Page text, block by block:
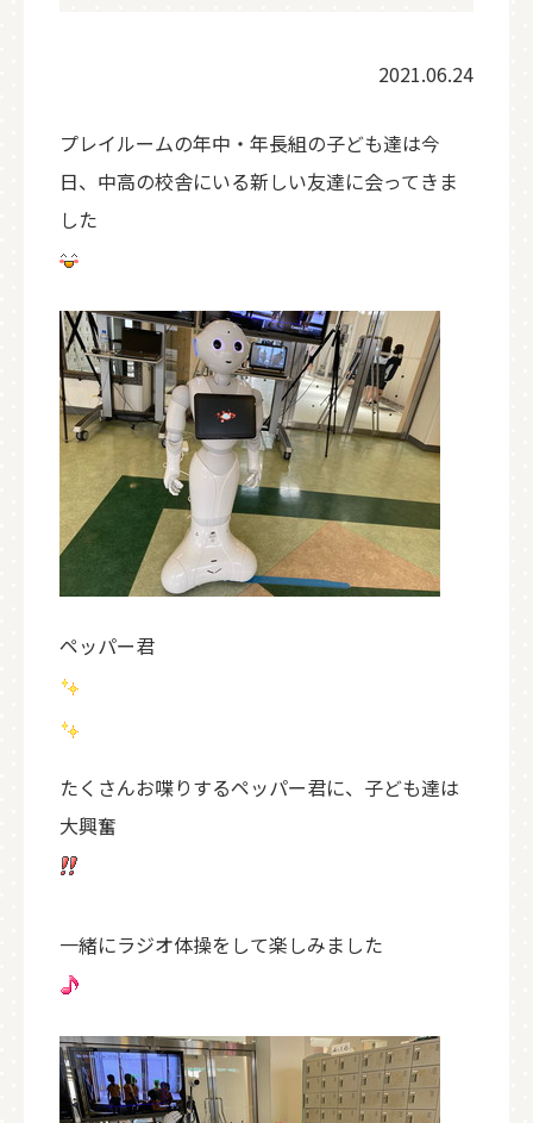
2021.06.24
プレイルームの年中・年長組の子ども達は今
日、中高の校舎にいる新しい友達に会ってきま
した
ペッパー君
たくさんお喋りするペッパー君に、子ども達は
大興奮
一緒にラジオ体操をして楽しみました